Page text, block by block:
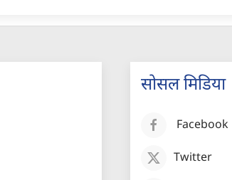
सोसल मिडिया
Facebook
Twitter